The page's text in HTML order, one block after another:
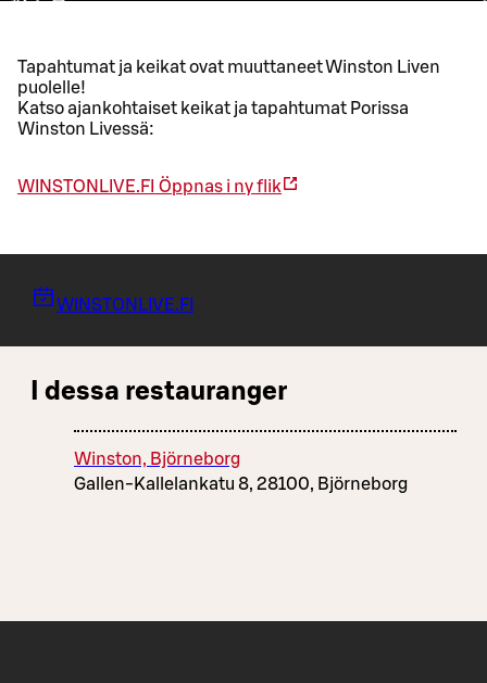
Tapahtumat ja keikat ovat muuttaneet Winston Liven
puolelle!
Katso ajankohtaiset keikat ja tapahtumat Porissa
Winston Livessä:
WINSTONLIVE.FI Öppnas i ny flik
WINSTONLIVE.FI
I dessa restauranger
Winston, Björneborg
Gallen-Kallelankatu 8, 28100, Björneborg